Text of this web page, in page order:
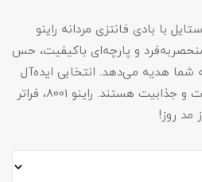
با بادی فانتزی مردانه راینو
منحصربه‌فرد و پارچه‌ای باکیفیت، حس
شما هدیه می‌دهد. انتخابی ایده‌آل
برای مردانی که به دنبال تفاوت و جذابیت هستند. راینو 8001، فراتر
مد روز!